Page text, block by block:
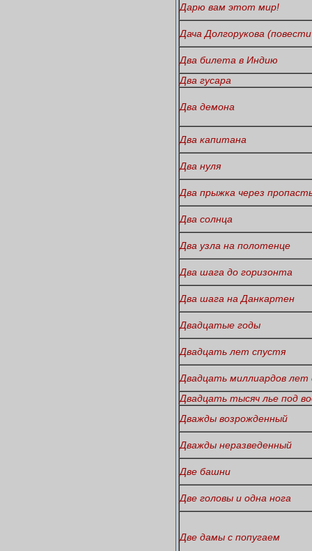
Дарю вам этот мир!
Дача Долгорукова
Два билета в Индию
Два гусара
Два демона
Два капитана
Два нуля
Два прыжка через
Два солнца
Два узла на полотенце
Два шага до горизонта
Два шага на Данкартен
Двадцатые годы
Двадцать лет спустя
Двадцать миллиардов лет
Двадцать тысяч лье под
Дважды возрожденный
Дважды неразведенный
Две башни
Две головы и одна нога
Две дамы с попугаем